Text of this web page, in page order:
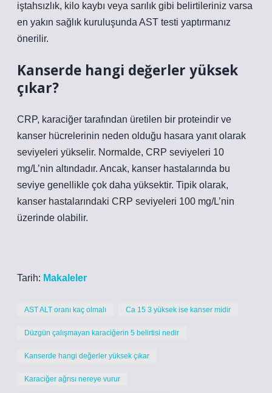
iştahsızlık, kilo kaybı veya sarılık gibi belirtileriniz varsa
en yakın sağlık kuruluşunda AST testi yaptırmanız
önerilir.
Kanserde hangi değerler yüksek
çıkar?
CRP, karaciğer tarafından üretilen bir proteindir ve
kanser hücrelerinin neden olduğu hasara yanıt olarak
seviyeleri yükselir. Normalde, CRP seviyeleri 10
mg/L’nin altındadır. Ancak, kanser hastalarında bu
seviye genellikle çok daha yüksektir. Tipik olarak,
kanser hastalarındaki CRP seviyeleri 100 mg/L’nin
üzerinde olabilir.
Tarih: Makaleler
AST ALT oranı kaç olmalı Ca 15 3 yüksek ise kanser midir
Düzgün çalışmayan karaciğerin 5 belirtisi nedir
Kanserde hangi değerler yüksek çıkar
Karaciğer ağrısı nereye vurur